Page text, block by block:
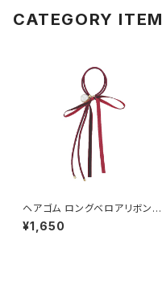
CATEGORY ITEM
ヘアゴム ロングベロアリボン×
パール HHG1155-RD（レッド）
¥1,650